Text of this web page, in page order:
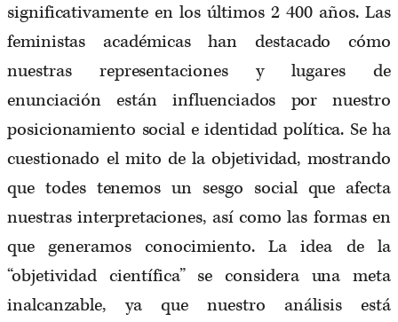
significativamente en los últimos 2 400 años. Las
feministas académicas han destacado cómo
nuestras representaciones y lugares de
enunciación están influenciados por nuestro
posicionamiento social e identidad política. Se ha
cuestionado el mito de la objetividad, mostrando
que todes tenemos un sesgo social que afecta
nuestras interpretaciones, así como las formas en
que generamos conocimiento. La idea de la
“objetividad científica” se considera una meta
inalcanzable, ya que nuestro análisis está